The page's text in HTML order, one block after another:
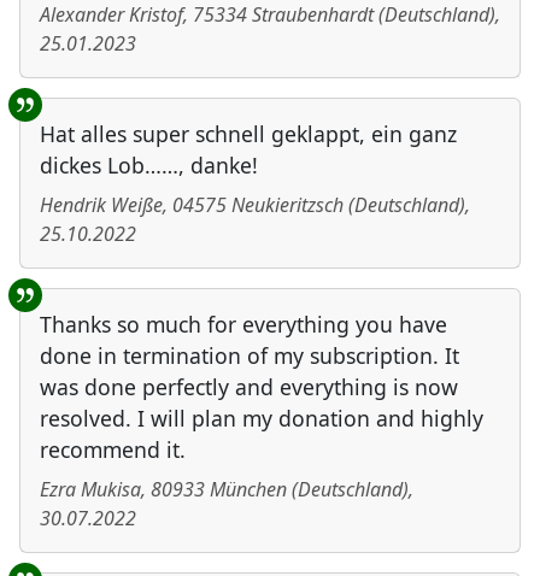
Alexander Kristof, 75334Straubenhardt(Deutschland),
25.01.2023
Hat alles super schnell geklappt, ein ganz
dickes Lob……, danke!
Hendrik Weiße, 04575Neukieritzsch(Deutschland),
25.10.2022
Thanks so much for everything you have
done in termination of my subscription. It
was done perfectly and everything is now
resolved. I will plan my donation and highly
recommend it.
Ezra Mukisa, 80933München(Deutschland),
30.07.2022